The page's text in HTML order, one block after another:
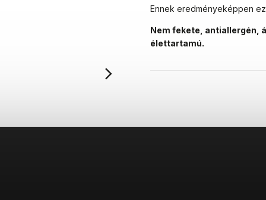
Ennek eredményeképpen
Nem fekete, antiallergén,
élettartamú.